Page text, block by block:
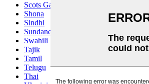
Scots Gaelic
Shona
Sindhi
Sundanese
Swahili
Tajik
Tamil
Telugu
Thai